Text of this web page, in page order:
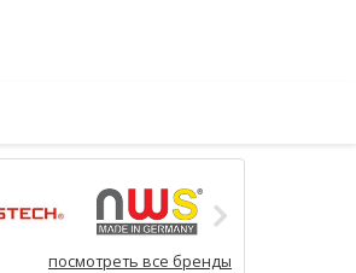
посмотреть все бренды